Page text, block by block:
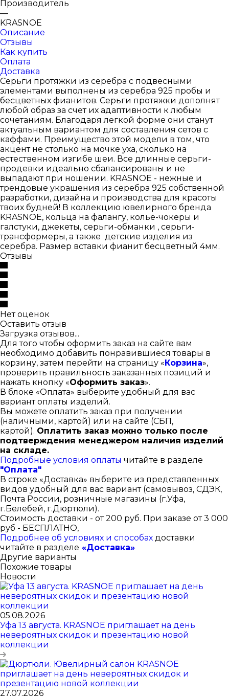
Производитель
—
KRASNOE
Описание
Отзывы
Как купить
Оплата
Доставка
Серьги протяжки из серебра с подвесными
элементами выполнены из серебра 925 пробы и
бесцветных фианитов. Серьги протяжки дополнят
любой образ за счет их адаптивности к любым
сочетаниям. Благодаря легкой форме они станут
актуальным вариантом для составления сетов с
каффами. Преимущество этой модели в том, что
акцент не столько на мочке уха, сколько на
естественном изгибе шеи. Все длинные серьги-
продевки идеально сбалансированы и не
выпадают при ношении. KRASNOE - нежные и
трендовые украшения из серебра 925 собственной
разработки, дизайна и производства для красоты
твоих будней! В коллекцию ювелирного бренда
KRASNOE, кольца на фалангу, колье-чокеры и
галстуки, джекеты, серьги-обманки , серьги-
трансформеры, а также детские изделия из
серебра. Размер вставки фианит бесцветный 4мм.
Отзывы
Нет оценок
Оставить отзыв
Загрузка отзывов...
Для того чтобы оформить заказ на сайте вам
необходимо добавить понравившиеся товары в
корзину, затем перейти на страницу «Корзина»,
проверить правильность заказанных позиций и
нажать кнопку «Оформить заказ».
В блоке «Оплата» выберите удобный для вас
вариант оплаты изделий.
Вы можете оплатить заказ при получении
(наличными, картой) или на сайте (СБП,
картой). Оплатить заказ можно только после
подтверждения менеджером наличия изделий
на складе.
Подробные условия оплаты читайте в разделе
"Оплата"
В строке «Доставка» выберите из представленных
видов удобный для вас вариант (самовывоз, СДЭК,
Почта России, розничные магазины (г.Уфа,
г.Белебей, г.Дюртюли).
Стоимость доставки - от 200 руб. При заказе от 3 000
руб - БЕСПЛАТНО,
Подробнее об условиях и способах доставки
читайте в разделе «Доставка»
Другие варианты
Похожие товары
Новости
05.08.2026
Уфа 13 августа. KRASNOE приглашает на день
невероятных скидок и презентацию новой
коллекции
27.07.2026